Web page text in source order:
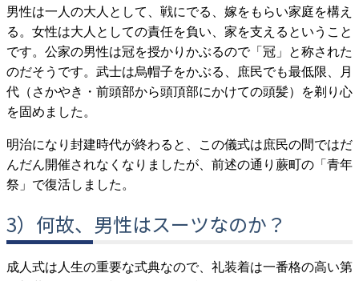
男性は一人の大人として、戦にでる、嫁をもらい家庭を構え
る。女性は大人としての責任を負い、家を支えるということ
です。公家の男性は冠を授かりかぶるので「冠」と称された
のだそうです。武士は烏帽子をかぶる、庶民でも最低限、月
代（さかやき・前頭部から頭頂部にかけての頭髪）を剃り心
を固めました。
明治になり封建時代が終わると、この儀式は庶民の間ではだ
んだん開催されなくなりましたが、前述の通り蕨町の「青年
祭」で復活しました。
3）何故、男性はスーツなのか？
成人式は人生の重要な式典なので、礼装着は一番格の高い第